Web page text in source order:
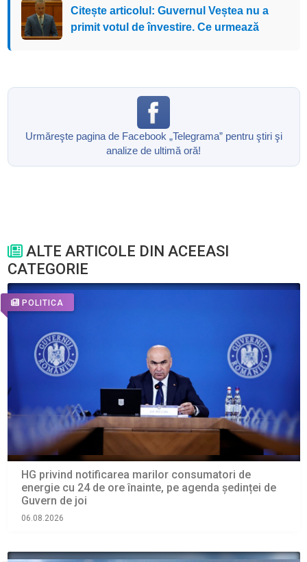
Citește articolul: Guvernul Veștea nu a
primit votul de învestire. Ce urmează
Urmăreşte pagina de Facebook „Telegrama” pentru ştiri şi
analize de ultimă oră!
ALTE ARTICOLE DIN ACEEASI
CATEGORIE
POLITICA
HG privind notificarea marilor consumatori de
energie cu 24 de ore înainte, pe agenda ședinței de
Guvern de joi
06.08.2026